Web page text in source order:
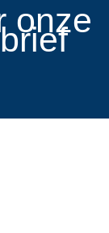
onze